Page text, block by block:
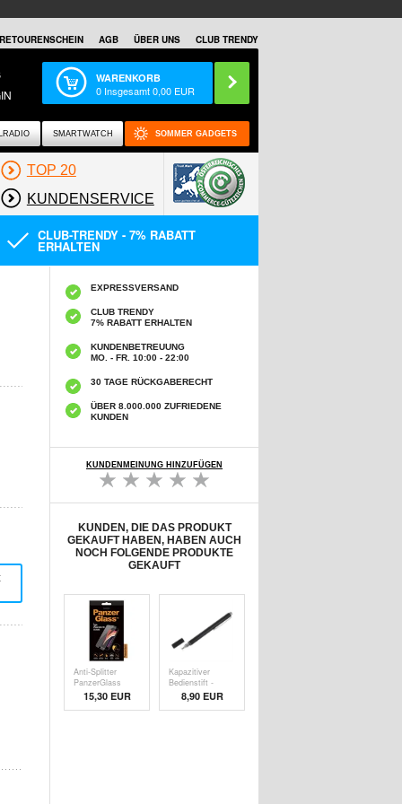
RETOURENSCHEIN AGB ÜBER UNS CLUB TRENDY
WARENKORB
0 Insgesamt0,00 EUR
SMARTWATCH SOMMER GADGETS
TOP 20
KUNDENSERVICE
CLUB-TRENDY - 7% RABATT
ERHALTEN
EXPRESSVERSAND
CLUB TRENDY
7% RABATT ERHALTEN
KUNDENBETREUUNG
MO. - FR. 10:00 - 22:00
30 TAGE RÜCKGABERECHT
ÜBER 8.000.000 ZUFRIEDENE
KUNDEN
KUNDENMEINUNG HINZUFÜGEN
KUNDEN, DIE DAS PRODUKT
GEKAUFT HABEN, HABEN AUCH
NOCH FOLGENDE PRODUKTE
GEKAUFT
Anti-Splitter
PanzerGlass
Disp15,30 EUR
Kapazitiver
Bedienstift -
Schw8,90 EUR